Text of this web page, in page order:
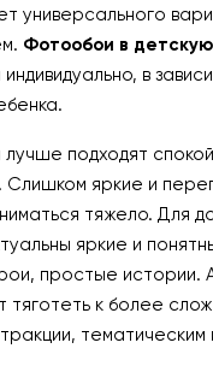
универсального
Фотообои в
в
подходят
Слишком яркие и
тяжело. Для
яркие и
простые истории.
к более
тематическим